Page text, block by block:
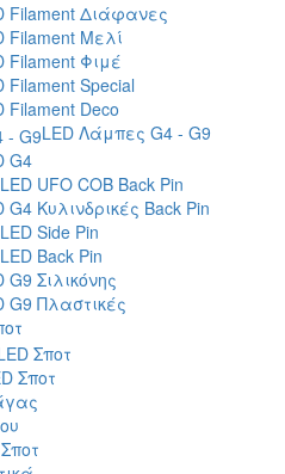
Filament Διάφανες
Filament Μελί
Filament Φιμέ
Special
Deco
LED Λάμπες G4 - G9
G4
UFO COB Back Pin
Κυλινδρικές Back Pin
Side Pin
Back Pin
Σιλικόνης
Πλαστικές
Σποτ
Σποτ